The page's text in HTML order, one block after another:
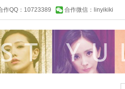
作QQ：10723389 合作微信：linyikiki